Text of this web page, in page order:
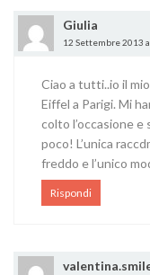
Giulia
12 Settembre 2013
Ciao a tutti..io il
Eiffel a Parigi. Mi
colto l’occasione
poco! L’unica
freddo e l’unico
Rispondi